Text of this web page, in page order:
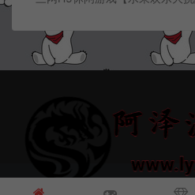
© 2021~2026 阿泽源码网